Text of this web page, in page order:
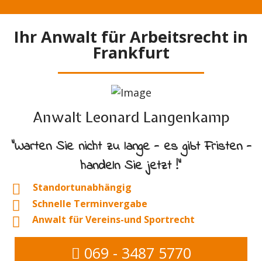
Ihr Anwalt für Arbeitsrecht in
Frankfurt
Anwalt Leonard Langenkamp
"Warten Sie nicht zu lange - es gibt Fristen -
handeln Sie jetzt !"
Standortunabhängig
Schnelle Terminvergabe
Anwalt für Vereins-und Sportrecht
069 - 3487 5770